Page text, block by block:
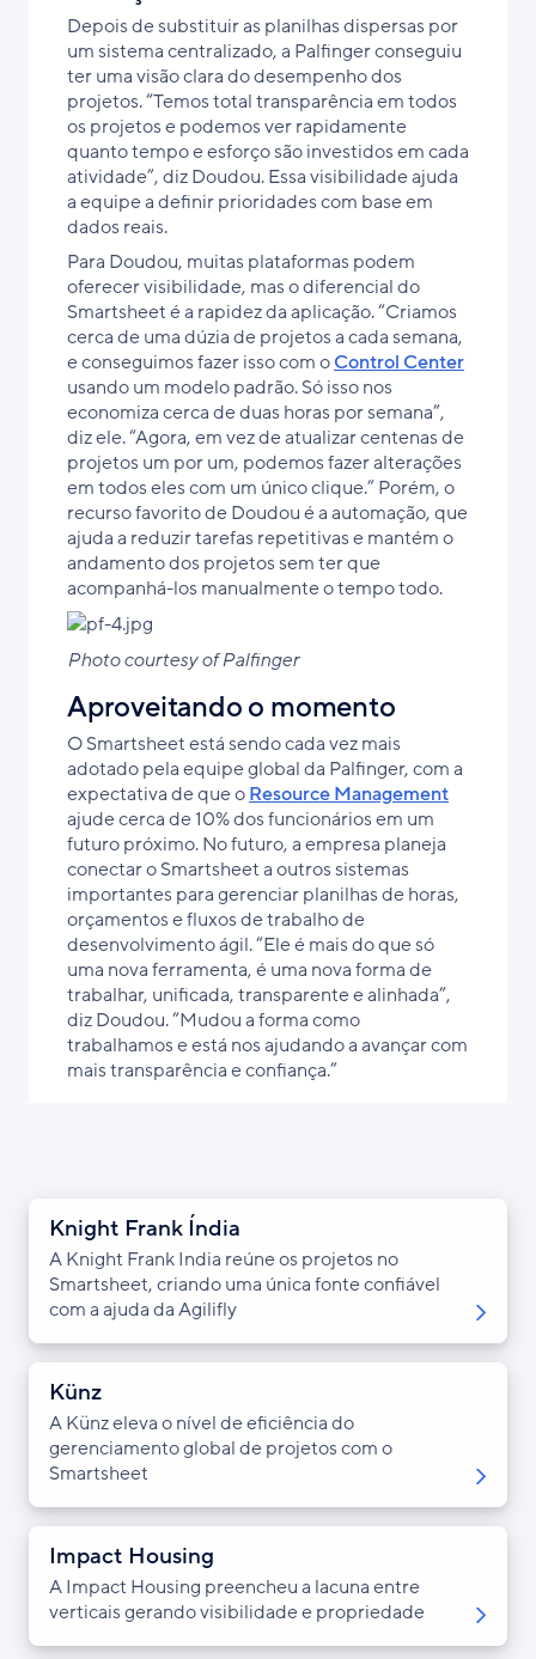
Depois de substituir as planilhas dispersas por
um sistema centralizado, a Palfinger conseguiu
ter uma visão clara do desempenho dos
projetos. “Temos total transparência em todos
os projetos e podemos ver rapidamente
quanto tempo e esforço são investidos em cada
atividade”, diz Doudou. Essa visibilidade ajuda
a equipe a definir prioridades com base em
dados reais.
Para Doudou, muitas plataformas podem
oferecer visibilidade, mas o diferencial do
Smartsheet é a rapidez da aplicação. “Criamos
cerca de uma dúzia de projetos a cada semana,
e conseguimos fazer isso com oControl Center
usando um modelo padrão. Só isso nos
economiza cerca de duas horas por semana”,
diz ele. “Agora, em vez de atualizar centenas de
projetos um por um, podemos fazer alterações
em todos eles com um único clique.” Porém, o
recurso favorito de Doudou é a automação, que
ajuda a reduzir tarefas repetitivas e mantém o
andamento dos projetos sem ter que
acompanhá-los manualmente o tempo todo.
Photo courtesy of Palfinger
Aproveitando o momento
O Smartsheet está sendo cada vez mais
adotado pela equipe global da Palfinger, com a
expectativa de que oResource Management
ajude cerca de 10% dos funcionários em um
futuro próximo. No futuro, a empresa planeja
conectar o Smartsheet a outros sistemas
importantes para gerenciar planilhas de horas,
orçamentos e fluxos de trabalho de
desenvolvimento ágil. “Ele é mais do que só
uma nova ferramenta, é uma nova forma de
trabalhar, unificada, transparente e alinhada”,
diz Doudou. “Mudou a forma como
trabalhamos e está nos ajudando a avançar com
mais transparência e confiança.”
Knight Frank Índia
A Knight Frank India reúne os projetos no
Smartsheet, criando uma única fonte confiável
com a ajuda da Agilifly
Künz
A Künz eleva o nível de eficiência do
gerenciamento global de projetos com o
Smartsheet
Impact Housing
A Impact Housing preencheu a lacuna entre
verticais gerando visibilidade e propriedade